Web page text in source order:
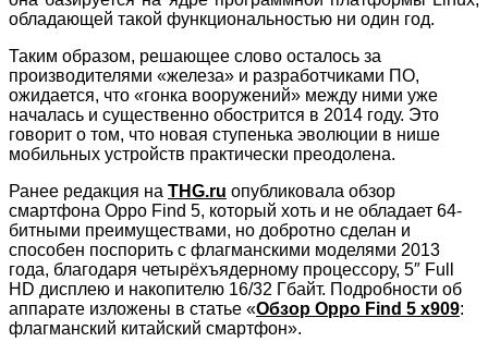
обладающей такой функциональностью ни один год.
Таким образом, решающее слово осталось за
производителями «железа» и разработчиками ПО,
ожидается, что «гонка вооружений» между ними уже
началась и существенно обострится в 2014 году. Это
говорит о том, что новая ступенька эволюции в нише
мобильных устройств практически преодолена.
Ранее редакция на THG.ru опубликовала обзор
смартфона Oppo Find 5, который хоть и не обладает 64-
битными преимуществами, но добротно сделан и
способен поспорить с флагманскими моделями 2013
года, благодаря четырёхъядерному процессору, 5″ Full
HD дисплею и накопителю 16/32 Гбайт. Подробности об
аппарате изложены в статье «Обзор Oppo Find 5 x909:
флагманский китайский смартфон».